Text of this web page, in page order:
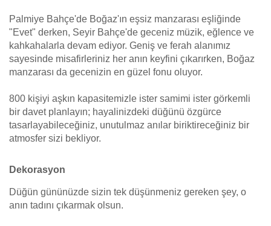
Palmiye Bahçe'de Boğaz'ın eşsiz manzarası eşliğinde
"Evet" derken, Seyir Bahçe'de geceniz müzik, eğlence ve
kahkahalarla devam ediyor. Geniş ve ferah alanımız
sayesinde misafirleriniz her anın keyfini çıkarırken, Boğaz
manzarası da gecenizin en güzel fonu oluyor.
800 kişiyi aşkın kapasitemizle ister samimi ister görkemli
bir davet planlayın; hayalinizdeki düğünü özgürce
tasarlayabileceğiniz, unutulmaz anılar biriktireceğiniz bir
atmosfer sizi bekliyor.
Dekorasyon
Düğün gününüzde sizin tek düşünmeniz gereken şey, o
anın tadını çıkarmak olsun.